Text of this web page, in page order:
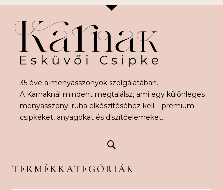
35 éve a menyasszonyok szolgálatában.
A Karnaknál mindent megtalálsz, ami egy különleges
menyasszonyi ruha elkészítéséhez kell – prémium
csipkéket, anyagokat és díszítőelemeket.
TERMÉKKATEGÓRIÁK